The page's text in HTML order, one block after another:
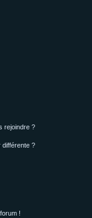
rejoindre ?
différente ?
!